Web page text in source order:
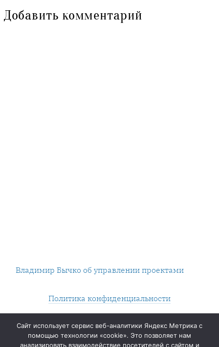
Добавить комментарий
Владимир Бычко об управлении проектами
Политика конфиденциальности
2014 — ∞
Сайт использует сервис веб-аналитики Яндекс Метрика с
помощью технологии «cookie». Это позволяет нам
анализировать взаимодействие посетителей с сайтом и